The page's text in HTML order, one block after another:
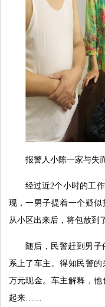
报警人小陈一家与失
经过近2个小时的工
现，一男子提着一个疑
从小区出来后，将包放到
随后，民警赶到男
系上了车主。得知民警
万元现金。车主解释，
起来……